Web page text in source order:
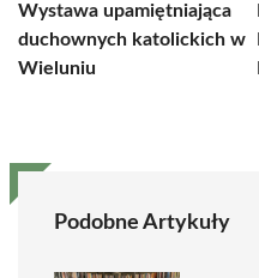
Wystawa upamiętniająca
duchownych katolickich w
Wieluniu
Podobne Artykuły